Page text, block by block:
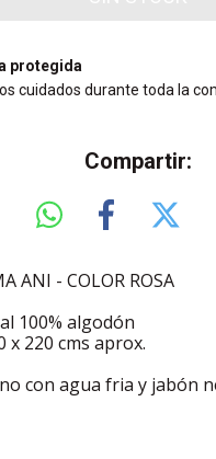
protegida
cuidados durante toda la
Compartir:
ANI - COLOR ROSA
100% algodón
x 220 cms aprox.
con agua fria y jabón